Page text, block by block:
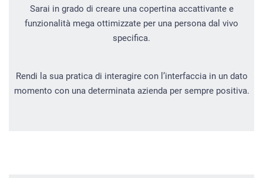
Sarai in grado di creare una copertina accattivante e
funzionalità mega ottimizzate per una persona dal vivo
specifica.
Rendi la sua pratica di interagire con l’interfaccia in un dato
momento con una determinata azienda per sempre positiva.